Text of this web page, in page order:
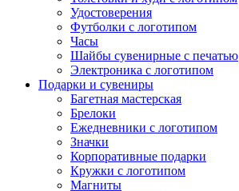
Удостоверения
Футболки с логотипом
Часы
Шайбы сувенирные с печатью
Электроника с логотипом
Подарки и сувениры
Багетная мастерская
Брелоки
Ежедневники с логотипом
Значки
Корпоративные подарки
Кружки с логотипом
Магниты